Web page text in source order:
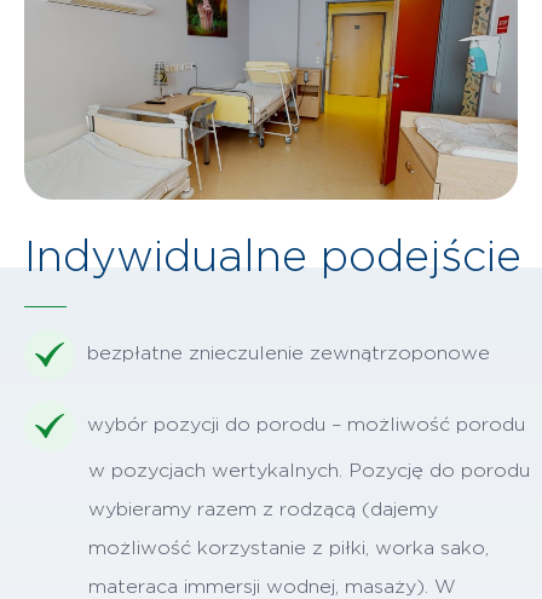
Indywidualne podejście
bezpłatne znieczulenie zewnątrzoponowe
wybór pozycji do porodu – możliwość porodu
w pozycjach wertykalnych. Pozycję do porodu
wybieramy razem z rodzącą (dajemy
możliwość korzystanie z piłki, worka sako,
materaca immersji wodnej, masaży). W